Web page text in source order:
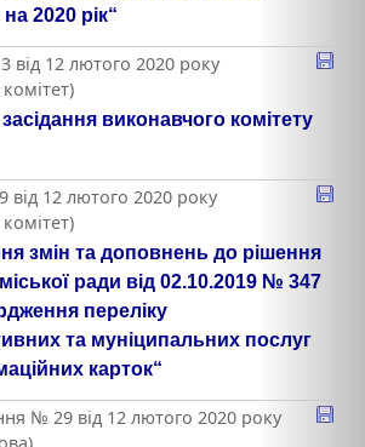
2020 рік“
12 лютого 2020 року
виконавчого комітету
12 лютого 2020 року
змін та доповнень до рішення
ради від 02.10.2019 № 347
переліку
та муніципальних послуг
карток“
№ 29 від 12 лютого 2020 року